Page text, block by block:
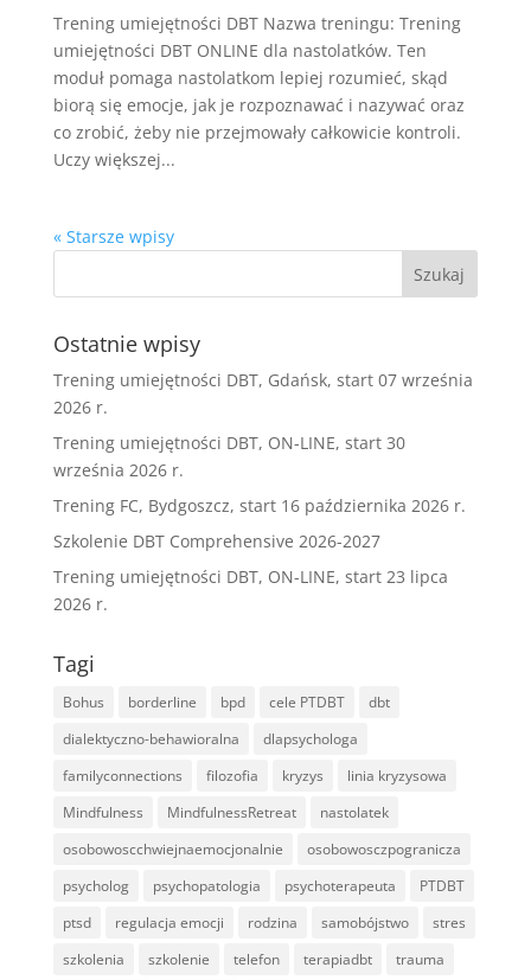
Trening umiejętności DBT Nazwa treningu: Trening
umiejętności DBT ONLINE dla nastolatków. Ten
moduł pomaga nastolatkom lepiej rozumieć, skąd
biorą się emocje, jak je rozpoznawać i nazywać oraz
co zrobić, żeby nie przejmowały całkowicie kontroli.
Uczy większej...
« Starsze wpisy
Ostatnie wpisy
Trening umiejętności DBT, Gdańsk, start 07 września
2026 r.
Trening umiejętności DBT, ON-LINE, start 30
września 2026 r.
Trening FC, Bydgoszcz, start 16 października 2026 r.
Szkolenie DBT Comprehensive 2026-2027
Trening umiejętności DBT, ON-LINE, start 23 lipca
2026 r.
Tagi
Bohus borderline bpd cele PTDBT
dbt
dialektyczno-behawioralna
dlapsychologa
familyconnections
filozofia kryzys
linia kryzysowa
Mindfulness
MindfulnessRetreat
nastolatek
osobowoscchwiejnaemocjonalnie
osobowosczpogranicza
psycholog
psychopatologia psychoterapeuta
PTDBT
ptsd
regulacja emocji rodzina samobójstwo
stres
szkolenia
szkolenie telefon terapiadbt
trauma